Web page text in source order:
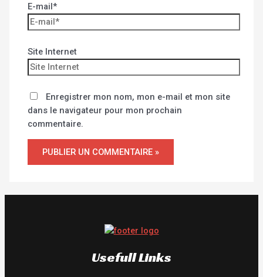
E-mail*
Site Internet
Enregistrer mon nom, mon e-mail et mon site
dans le navigateur pour mon prochain
commentaire.
Usefull Links